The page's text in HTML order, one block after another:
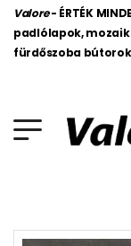
Valore - ÉRTÉK
padlólapok,
fürdőszoba bútorok